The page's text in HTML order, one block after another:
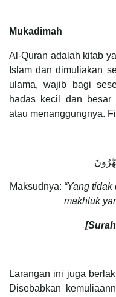
Mukadimah
Al-Quran adalah kitab
Islam dan dimuliakan
ulama, wajib bagi
hadas kecil dan besar
atau menanggungnya.
Maksudnya: “Yang
makhluk
Larangan ini juga
Disebabkan